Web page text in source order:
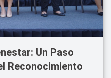
Un Paso
Reconocimiento